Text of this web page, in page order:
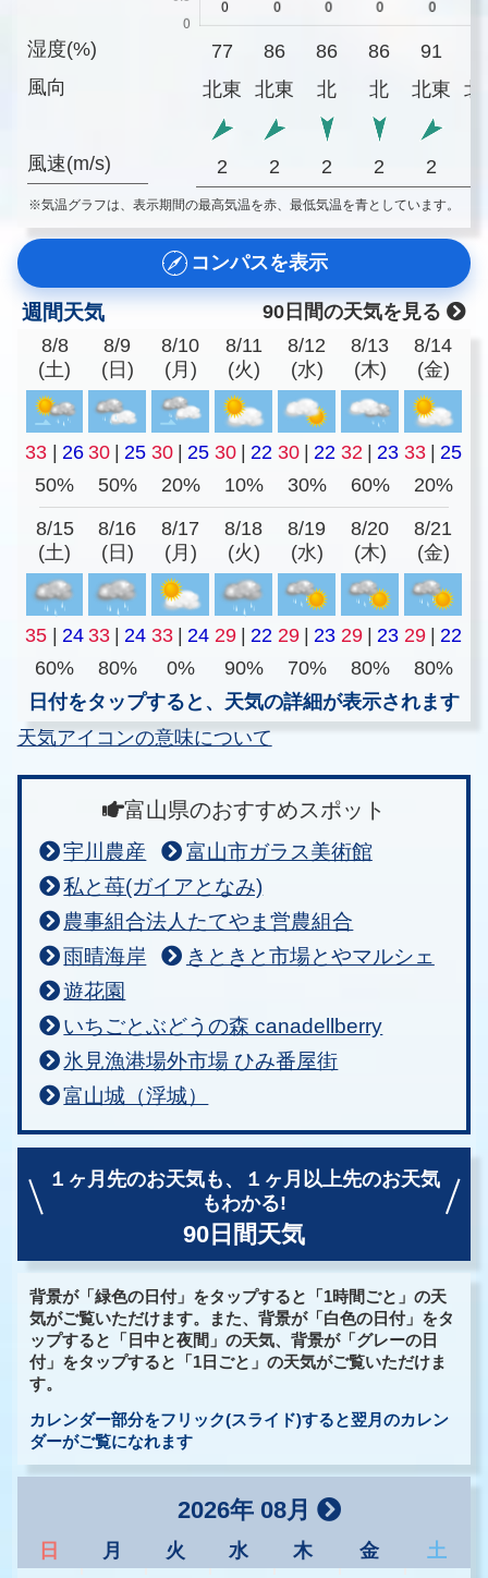
湿度(%)
風向
風速(m/s)
77 86 86 86 91
北東
北東 北 北 北東 北
2 2 2 2 2
※気温グラフは、表示期間の最高気温を赤、最低気温を青としています。
コンパスを表示
週間天気
90日間の天気を見る
8/8
(土)
8/9
(日)
8/10
(月)
8/11
(火)
8/12
(水)
8/13
(木)
8/14
(金)
33 26 30 25 30 25 30 22 30 22 32 23 33
25
50%
50% 20% 10% 30% 60% 20%
8/15
(土)
8/16
(日)
8/17
(月)
8/18
(火)
8/19
(水)
8/20
(木)
8/21
(金)
35 24 33 24 33 24 29 22 29 23 29 23 29
22
60%
80% 0% 90% 70% 80%
80%
日付をタップすると、天気の詳細が表示されます
天気アイコンの意味について
富山県のおすすめスポット
宇川農産
富山市ガラス美術館
私と苺(ガイアとなみ)
農事組合法人たてやま営農組合
雨晴海岸
きときと市場とやマルシェ
遊花園
いちごとぶどうの森 canadellberry
氷見漁港場外市場 ひみ番屋街
富山城（浮城）
１ヶ月先のお天気も、
１ヶ月以上先のお天気
もわかる!
90日間天気
背景が「緑色の日付」をタップすると「1時間ごと」の天
気がご覧いただけます。また、背景が「白色の日付」をタ
ップすると「日中と夜間」の天気、背景が「グレーの日
付」をタップすると「1日ごと」の天気がご覧いただけま
す。
カレンダー部分をフリック(スライド)すると翌月のカレン
ダーがご覧になれます
2026年 08月
日 月 火 水 木 金
土